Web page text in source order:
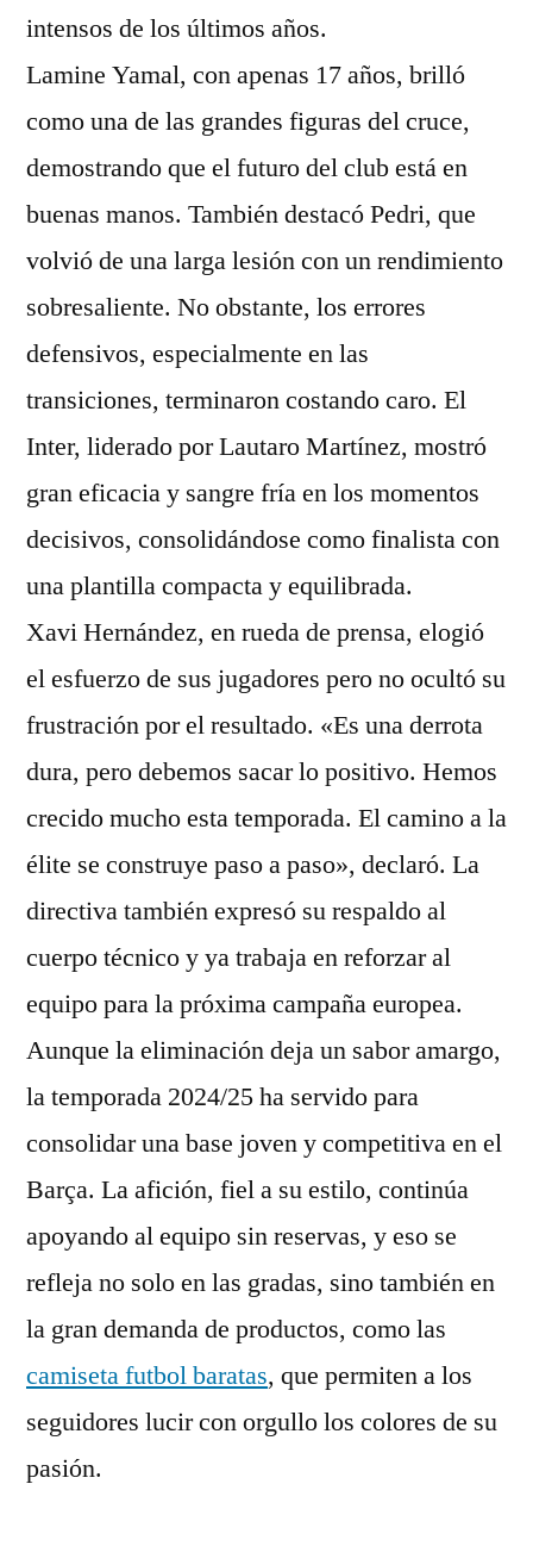
intensos de los últimos años.
Lamine Yamal, con apenas 17 años, brilló
como una de las grandes figuras del cruce,
demostrando que el futuro del club está en
buenas manos. También destacó Pedri, que
volvió de una larga lesión con un rendimiento
sobresaliente. No obstante, los errores
defensivos, especialmente en las
transiciones, terminaron costando caro. El
Inter, liderado por Lautaro Martínez, mostró
gran eficacia y sangre fría en los momentos
decisivos, consolidándose como finalista con
una plantilla compacta y equilibrada.
Xavi Hernández, en rueda de prensa, elogió
el esfuerzo de sus jugadores pero no ocultó su
frustración por el resultado. «Es una derrota
dura, pero debemos sacar lo positivo. Hemos
crecido mucho esta temporada. El camino a la
élite se construye paso a paso», declaró. La
directiva también expresó su respaldo al
cuerpo técnico y ya trabaja en reforzar al
equipo para la próxima campaña europea.
Aunque la eliminación deja un sabor amargo,
la temporada 2024/25 ha servido para
consolidar una base joven y competitiva en el
Barça. La afición, fiel a su estilo, continúa
apoyando al equipo sin reservas, y eso se
refleja no solo en las gradas, sino también en
la gran demanda de productos, como las
camiseta futbol baratas, que permiten a los
seguidores lucir con orgullo los colores de su
pasión.